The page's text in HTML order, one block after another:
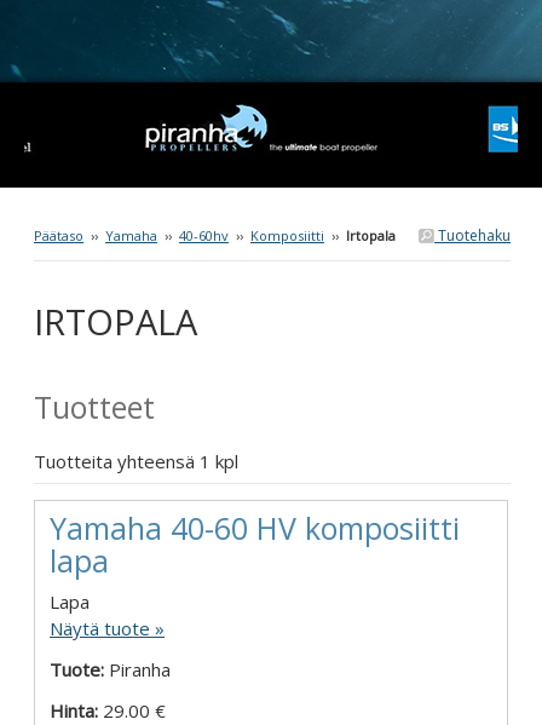
Tuotehaku
Päätaso ›› Yamaha ›› 40-60hv ›› Komposiitti ›› Irtopala
IRTOPALA
Tuotteet
Tuotteita yhteensä 1 kpl
Yamaha 40-60 HV komposiitti
lapa
Lapa
Näytä tuote »
Tuote: Piranha
Hinta: 29.00 €